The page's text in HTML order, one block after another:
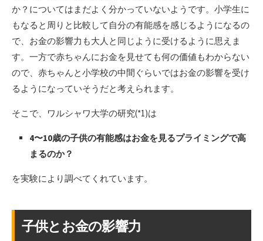
か？についてはまだよく分かっていないようです。小学生に
もなると周りと比較して自分の有能感を感じるようになるの
で、お金の影響力も大人と同じように受けるように思えま
す。一方で赤ちゃんにお金を見せても何の価値もわからない
ので、赤ちゃんと小学校の中間ぐらいではお金の影響を受け
るようになっていそうだと考えられます。
そこで、ワルシャワ大学の研究(*1)は
4〜10歳の子供の有能感はお金を見るプライミングで高
まるのか？
を実験により調べてくれています。
子供とお金の影響力